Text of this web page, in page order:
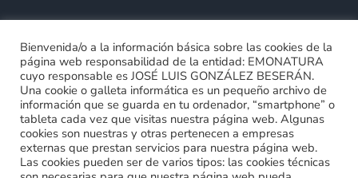
Términos y Condiciones generales
Política de privacidad
Política de cookies
Compromiso con la protección de datos personales
0
Bienvenida/o a la información básica sobre las cookies de la
página web responsabilidad de la entidad: EMONATURA
cuyo responsable es JOSÉ LUIS GONZÁLEZ BESERÁN.
Una cookie o galleta informática es un pequeño archivo de
información que se guarda en tu ordenador, “smartphone” o
tableta cada vez que visitas nuestra página web. Algunas
cookies son nuestras y otras pertenecen a empresas
externas que prestan servicios para nuestra página web.
Las cookies pueden ser de varios tipos: las cookies técnicas